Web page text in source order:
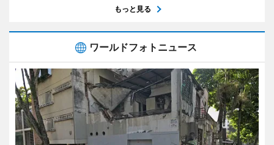
もっと見る
ワールドフォトニュース